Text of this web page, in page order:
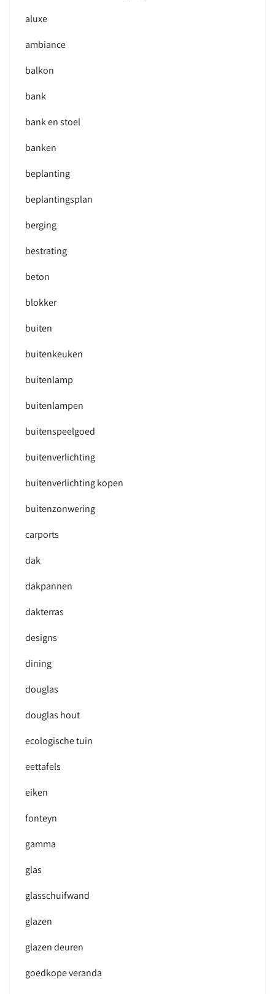
aluxe
ambiance
balkon
bank
bank en stoel
banken
beplanting
beplantingsplan
berging
bestrating
beton
blokker
buiten
buitenkeuken
buitenlamp
buitenlampen
buitenspeelgoed
buitenverlichting
buitenverlichting kopen
buitenzonwering
carports
dak
dakpannen
dakterras
designs
dining
douglas
douglas hout
ecologische tuin
eettafels
eiken
fonteyn
gamma
glas
glasschuifwand
glazen
glazen deuren
goedkope veranda